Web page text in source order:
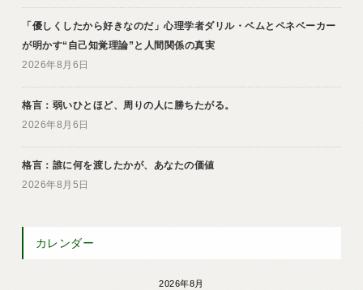
「優しくしたから好きなのだ」心理学者ダリル・ベムとペネベーカー
が明かす“自己知覚理論”と人間関係の真実
2026年8月6日
格言：弱いひとほど、周りの人に勝ちたがる。
2026年8月6日
格言：誰に何を渡したかが、あなたの価値
2026年8月5日
カレンダー
2026年8月